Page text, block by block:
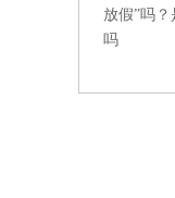
放假”吗
吗